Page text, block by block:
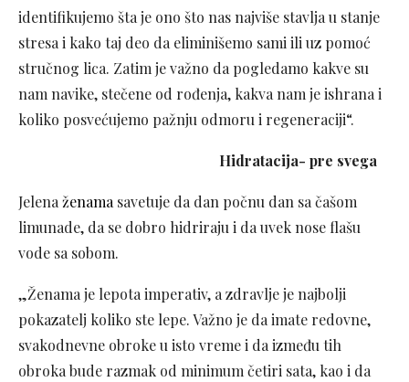
identifikujemo šta je ono što nas najviše stavlja u stanje
stresa i kako taj deo da eliminišemo sami ili uz pomoć
stručnog lica. Zatim je važno da pogledamo kakve su
nam navike, stečene od rođenja, kakva nam je ishrana i
koliko posvećujemo pažnju odmoru i regeneraciji“.
Hidratacija- pre svega
Jelenaženamasavetuje da dan počnu dan sa čašom
limunade, da se dobro hidriraju i da uvek nose flašu
vode sa sobom.
„Ženama je lepota imperativ, a zdravlje je najbolji
pokazatelj koliko ste lepe. Važno je da imate redovne,
svakodnevne obroke u isto vreme i da između tih
obroka bude razmak od minimum četiri sata, kao i da